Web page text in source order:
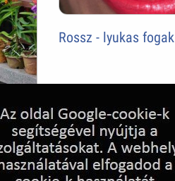
Rossz - lyukas fogak